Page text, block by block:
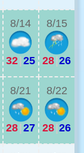
8/14
32 25
8/15
28 26
8/21
28 27
8/22
28 26